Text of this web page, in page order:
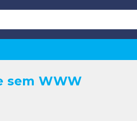
sem WWW